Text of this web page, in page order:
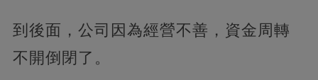
到後面，公司因為經營不善，資金周轉
不開倒閉了。